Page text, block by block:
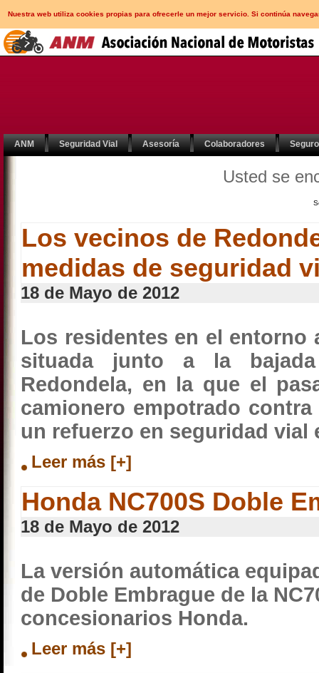
Nuestra web utiliza cookies propias para ofrecerle un mejor servicio. Si continúa
ANM Seguridad Vial Asesoría Colaboradores
Usted se
Los vecinos de
medidas de seguridad
18 de Mayo de 2012
Los residentes en el entorno
situada junto a la
Redondela, en la que el
camionero empotrado
un refuerzo en seguridad
Leer más [+]
Honda NC700S Doble
18 de Mayo de 2012
La versión automática
de Doble Embrague de la
concesionarios Honda.
Leer más [+]